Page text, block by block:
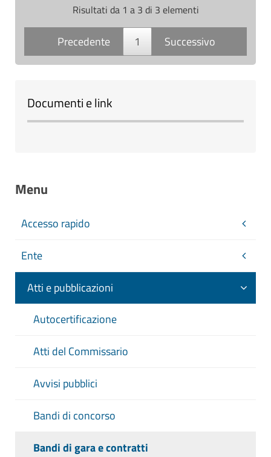
Risultati da 1 a 3 di 3 elementi
Precedente 1 Successivo
Documenti e link
Menu
Accesso rapido
Ente
Atti e pubblicazioni
Autocertificazione
Atti del Commissario
Avvisi pubblici
Bandi di concorso
Bandi di gara e contratti